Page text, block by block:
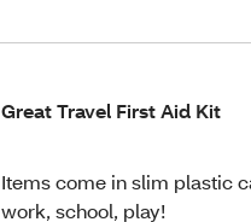
Great Travel First Aid Kit
Items come in slim plastic
work, school, play!